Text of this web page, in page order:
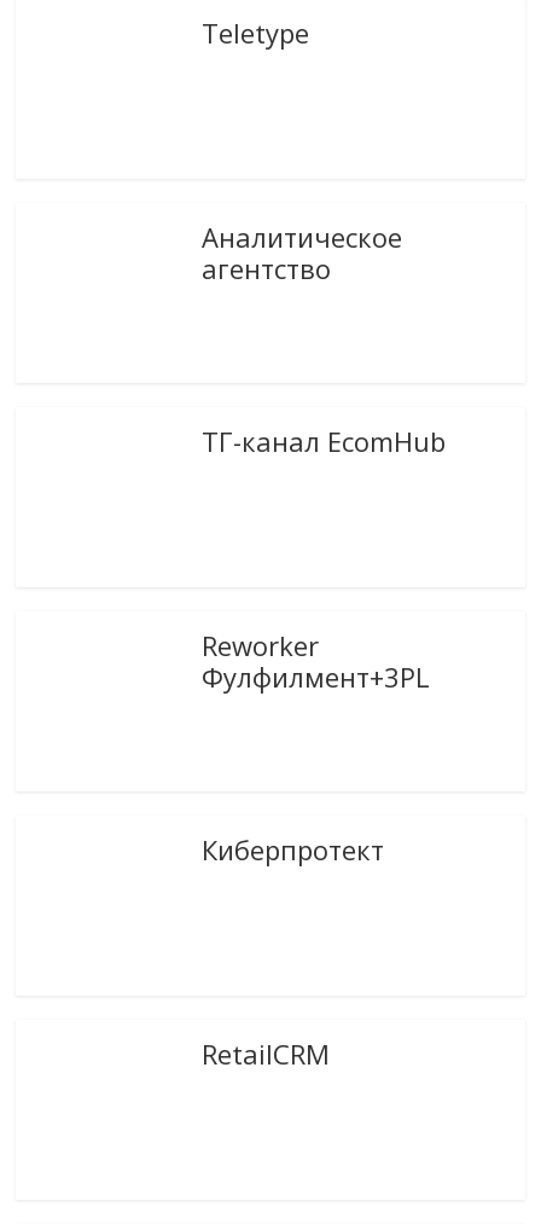
Teletype
Аналитическое
агентство
ТГ-канал EcomHub
Reworker
Фулфилмент+3PL
Киберпротект
RetailCRM